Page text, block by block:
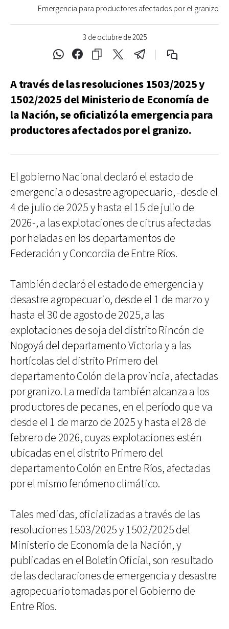
3 de octubre de 2025
Emergencia para productores afectados por el granizo
A través de las resoluciones 1503/2025 y
1502/2025 del Ministerio de Economía de
la Nación, se oficializó la emergencia para
productores afectados por el granizo.
El gobierno Nacional declaró el estado de
emergencia o desastre agropecuario, -desde el
4 de julio de 2025 y hasta el 15 de julio de
2026-, a las explotaciones de citrus afectadas
por heladas en los departamentos de
Federación y Concordia de Entre Ríos.
También declaró el estado de emergencia y
desastre agropecuario, desde el 1 de marzo y
hasta el 30 de agosto de 2025, a las
explotaciones de soja del distrito Rincón de
Nogoyá del departamento Victoria y a las
hortícolas del distrito Primero del
departamento Colón de la provincia, afectadas
por granizo. La medida también alcanza a los
productores de pecanes, en el período que va
desde el 1 de marzo de 2025 y hasta el 28 de
febrero de 2026, cuyas explotaciones estén
ubicadas en el distrito Primero del
departamento Colón en Entre Ríos, afectadas
por el mismo fenómeno climático.
Tales medidas, oficializadas a través de las
resoluciones 1503/2025 y 1502/2025 del
Ministerio de Economía de la Nación, y
publicadas en el Boletín Oficial, son resultado
de las declaraciones de emergencia y desastre
agropecuario tomadas por el Gobierno de
Entre Ríos.